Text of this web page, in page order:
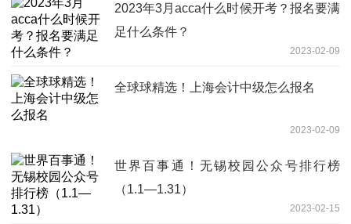
2023年3月acca什么时候开考？报名要满
足什么条件？
2023-02-09
全球球精选！上海会计中级怎么报名
2023-02-09
世界百事通！无锡校园公众号排行榜
（1.1—1.31）
2023-02-15